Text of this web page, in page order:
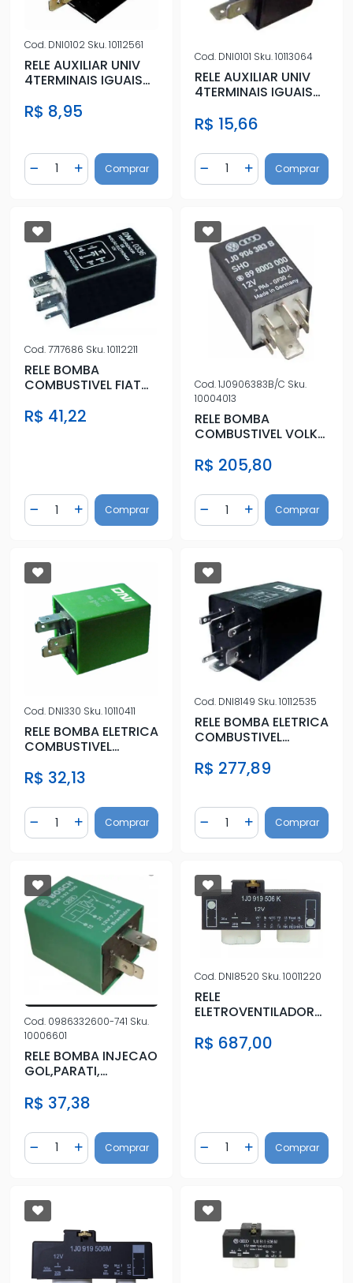
Cod. DNI0102 Sku.10112561
RELE AUXILIAR UNIV
4TERMINAIS IGUAIS
R$ 8,95
Diminuir Quantidade
Quantidade
Adicionar Quantidade
Comprar
Cod. DNI0101 Sku.10113064
RELE AUXILIAR UNIV
4TERMINAIS IGUAIS
R$ 15,66
Diminuir Quantidade
Quantidade
AdicionarComprar
Cod.7717686 Sku.10112211
RELE BOMBA
COMBUSTIVEL FIAT
R$ 41,22
Diminuir Quantidade
Quantidade
Adicionar Quantidade
Comprar
Cod.1J0906383B/C Sku.
10004013
RELE BOMBA
COMBUSTIVEL VOLKS
R$ 205,80
Diminuir Quantidade
Quantidade
AdicionarComprar
Cod. DNI330 Sku.10110411
RELE BOMBA ELETRICA
COMBUSTIVEL
R$ 32,13
Diminuir Quantidade
Quantidade
Adicionar Quantidade
Comprar
Cod. DNI8149 Sku.10112535
RELE BOMBA ELETRICA
COMBUSTIVEL
TERMINAIS)
R$ 277,89
Diminuir Quantidade
Quantidade
AdicionarComprar
Cod. 0986332600-741 Sku.
10006601
RELE BOMBA INJECAO
GOL,PARATI,
LOGUS, PO
R$ 37,38
Diminuir Quantidade
Quantidade
Adicionar Quantidade
Comprar
Cod. DNI8520 Sku.10011220
RELE
ELETROVENTILADOR
BEETLE POLO
R$ 687,00
Diminuir Quantidade
Quantidade
AdicionarComprar